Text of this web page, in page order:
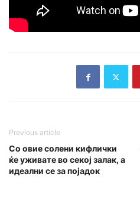
Previous article
Со овие солени кифлички
ќе уживате во секој залак, а
идеални се за појадок